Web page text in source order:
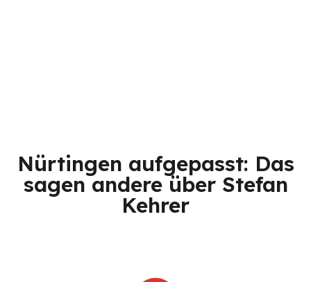
Nürtingen aufgepasst: Das
sagen andere über Stefan
Kehrer